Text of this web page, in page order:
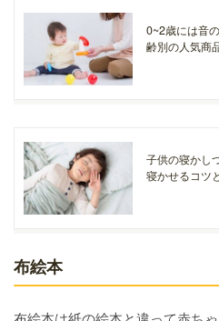
0~2歳には音
齢別の人気商
子供の寝かし
寝かせるコツ
布絵本